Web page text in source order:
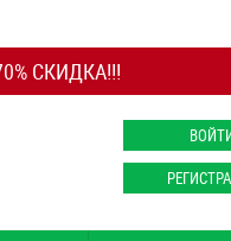
СКИДКА!!!